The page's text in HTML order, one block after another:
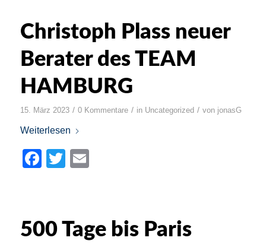
Christoph Plass neuer
Berater des TEAM
HAMBURG
15. März 2023 / 0 Kommentare / in Uncategorized / von jonasG
Weiterlesen
Facebook
Twitter
500 Tage bis Paris